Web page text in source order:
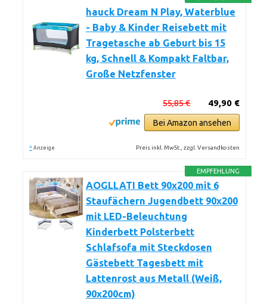
hauck Dream N Play, Waterblue
- Baby & Kinder Reisebett mit
Tragetasche ab Geburt bis 15
kg, Schnell & Kompakt Faltbar,
Große Netzfenster
49,90 €
55,85 €
Bei Amazon ansehen
* Anzeige Preis inkl. MwSt., zzgl. Versandkosten
EMPFEHLUNG
AOGLLATI Bett 90x200 mit 6
Staufächern Jugendbett 90x200
mit LED-Beleuchtung
Kinderbett Polsterbett
Schlafsofa mit Steckdosen
Gästebett Tagesbett mit
Lattenrost aus Metall (Weiß,
90x200cm)